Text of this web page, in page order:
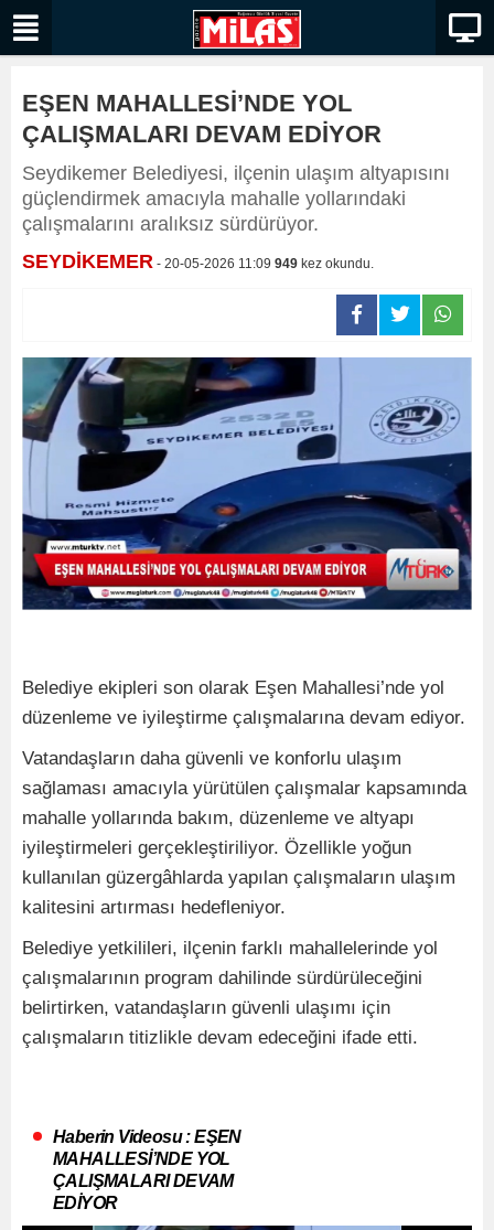
EŞEN MAHALLESİ’NDE YOL
ÇALIŞMALARI DEVAM EDİYOR
Seydikemer Belediyesi, ilçenin ulaşım altyapısını
güçlendirmek amacıyla mahalle yollarındaki
çalışmalarını aralıksız sürdürüyor.
SEYDİKEMER - 20-05-2026 11:09 949 kez okundu.
Belediye ekipleri son olarak Eşen Mahallesi’nde yol
düzenleme ve iyileştirme çalışmalarına devam ediyor.
Vatandaşların daha güvenli ve konforlu ulaşım
sağlaması amacıyla yürütülen çalışmalar kapsamında
mahalle yollarında bakım, düzenleme ve altyapı
iyileştirmeleri gerçekleştiriliyor. Özellikle yoğun
kullanılan güzergâhlarda yapılan çalışmaların ulaşım
kalitesini artırması hedefleniyor.
Belediye yetkilileri, ilçenin farklı mahallelerinde yol
çalışmalarının program dahilinde sürdürüleceğini
belirtirken, vatandaşların güvenli ulaşımı için
çalışmaların titizlikle devam edeceğini ifade etti.
Haberin Videosu : EŞEN
MAHALLESİ’NDE YOL
ÇALIŞMALARI DEVAM
EDİYOR